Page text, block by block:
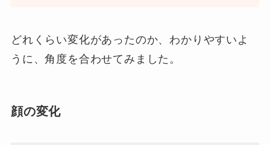
どれくらい変化があったのか、わかりやすいよ
うに、角度を合わせてみました。
顔の変化